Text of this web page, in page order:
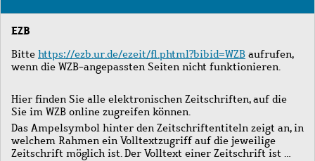
Journals
EZB
Bitte https://ezb.ur.de/ezeit/fl.phtml?bibid=WZB aufrufen,
wenn die WZB-angepassten Seiten nicht funktionieren.
Hier finden Sie alle elektronischen Zeitschriften, auf die
Sie im WZB online zugreifen können.
Das Ampelsymbol hinter den Zeitschriftentiteln zeigt an, in
welchem Rahmen ein Volltextzugriff auf die jeweilige
Zeitschrift möglich ist. Der Volltext einer Zeitschrift ist …